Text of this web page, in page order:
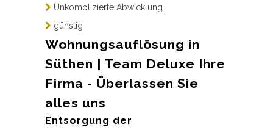
Unkomplizierte Abwicklung
günstig
Wohnungsauflösung in
Süthen | Team Deluxe Ihre
Firma - Überlassen Sie
alles uns
Entsorgung der